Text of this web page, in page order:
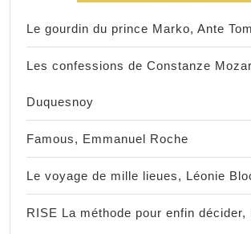
Le gourdin du prince Marko, Ante
Les confessions de Constanze
Duquesnoy
Famous, Emmanuel Roche
Le voyage de mille lieues, Léonie
RISE La méthode pour enfin décider,